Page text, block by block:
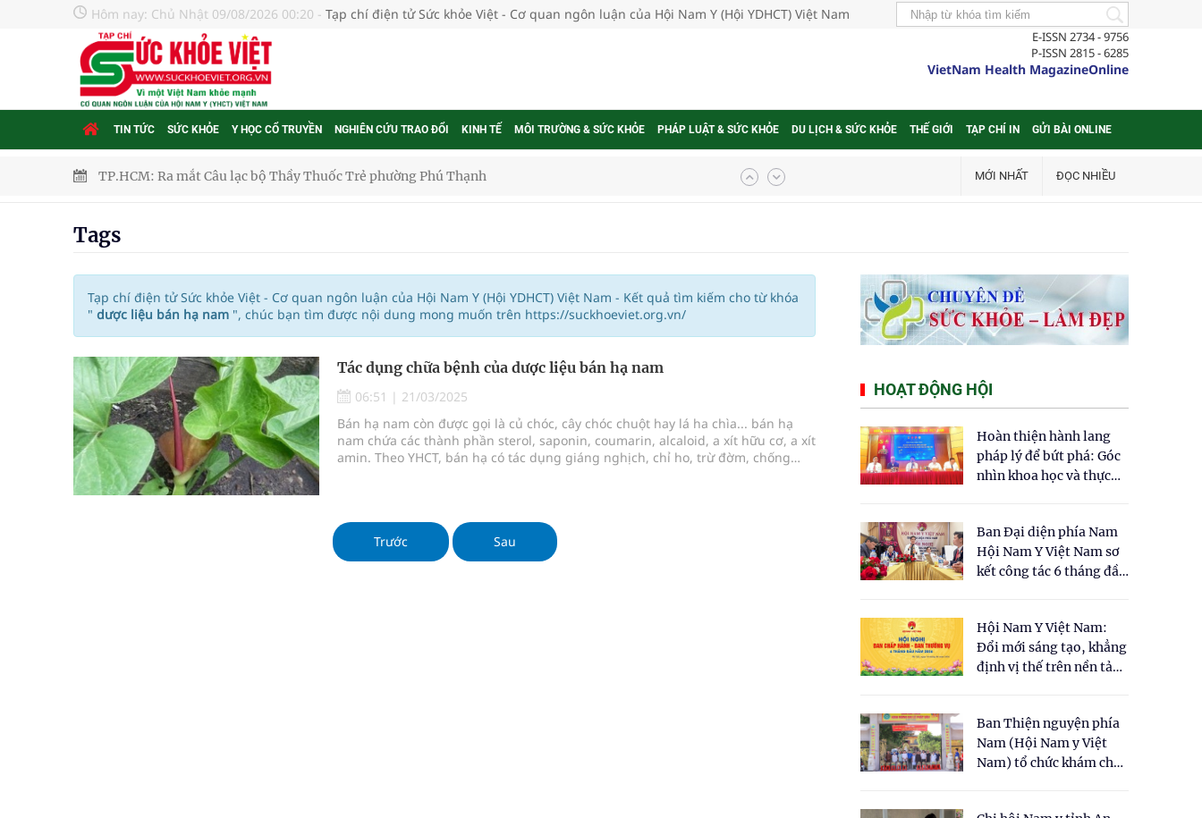
Hôm nay: Chủ Nhật 09/08/2026 00:20 - Tạp chí điện tử Sức khỏe Việt - Cơ quan ngôn luận của Hội Nam Y (Hội YDHCT) Việt Nam
E-ISSN 2734 - 9756
P-ISSN 2815 - 6285
VietNam Health MagazineOnline
TIN TỨC SỨC KHỎE Y HỌC CỔ TRUYỀN NGHIÊN CỨU TRAO ĐỔI KINH TẾ MÔI TRƯỜNG & SỨC KHỎE PHÁP LUẬT & SỨC KHỎE DU LỊCH & SỨC KHỎE THẾ GIỚI TẠP CHÍ IN GỬI BÀI ONLINE
TP.HCM: Ra mắt Câu lạc bộ Thầy Thuốc Trẻ phường Phú Thạnh
Triển khai đồng bộ các giải pháp quản lý chất lượng thuốc
Cách âm nhạc trị liệu được “đo ni đóng giày”
Dự báo thời tiết ngày 08/8/2026: Bắc Bộ nắng nóng, nhiệt độ cao nhất 35 độ
Đắk Lắk: Đẩy nhanh tiến độ khám sức khỏe định kỳ, khám sàng lọc cho người dân
Tổng hợp những cách trị thâm body nách, bẹn, mông cực hiệu quả
Tỷ lệ tật khúc xạ ở trẻ gia tăng: Khuyến nghị của chuyên gia
Hội Đông y phường Cầu Kiệu ra mắt, định hướng phát triển gắn với chuyển đổi số
MỚI NHẤT ĐỌC NHIỀU
Tags
Tạp chí điện tử Sức khỏe Việt - Cơ quan ngôn luận của Hội Nam Y (Hội YDHCT) Việt Nam - Kết quả tìm kiếm cho từ khóa
" dược liệu bán hạ nam ", chúc bạn tìm được nội dung mong muốn trên https://suckhoeviet.org.vn/
Tác dụng chữa bệnh của dược liệu bán hạ nam
06:51 | 21/03/2025
Bán hạ nam còn được gọi là củ chóc, cây chóc chuột hay lá ha chìa... bán hạ
nam chứa các thành phần sterol, saponin, coumarin, alcaloid, a xít hữu cơ, a xít
amin. Theo YHCT, bán hạ có tác dụng giáng nghịch, chỉ ho, trừ đờm, chống
Trước Sau
HOẠT ĐỘNG HỘI
Hoàn thiện hành lang
pháp lý để bứt phá: Góc
nhìn khoa học và thực
cho Luật Y dược cổ
truyền Việt Nam"
Ban Đại diện phía Nam
Hội Nam Y Việt Nam sơ
kết công tác 6 tháng đầu
Hội Nam Y Việt Nam:
Đổi mới sáng tạo, khẳng
định vị thế trên nền tảng
Ban Thiện nguyện phía
Nam (Hội Nam y Việt
Nam) tổ chức khám chữa